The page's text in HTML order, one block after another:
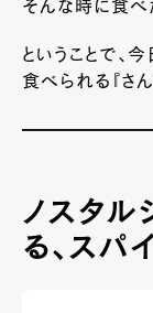
そんな時に食べ
ということで、
食べられる『さ
ノスタル
る、スパ